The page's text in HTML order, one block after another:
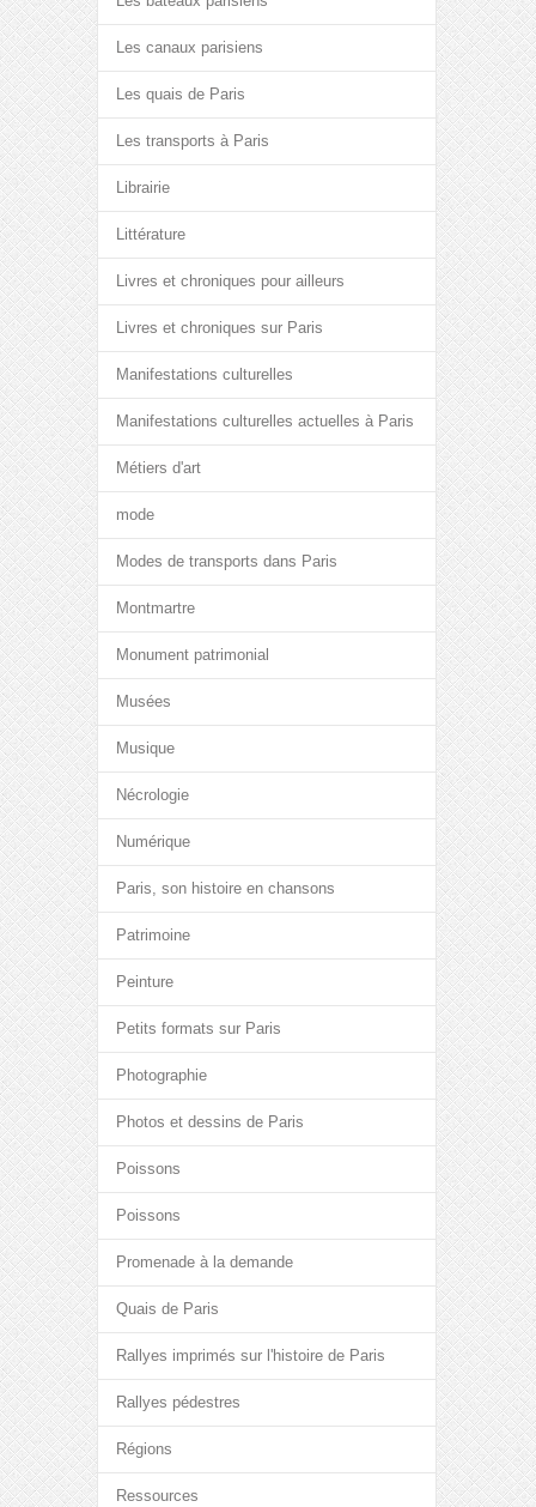
Les canaux parisiens
Les quais de Paris
Les transports à Paris
Librairie
Littérature
Livres et chroniques pour ailleurs
Livres et chroniques sur Paris
Manifestations culturelles
Manifestations culturelles actuelles à Paris
Métiers d'art
mode
Modes de transports dans Paris
Montmartre
Monument patrimonial
Musées
Musique
Nécrologie
Numérique
Paris, son histoire en chansons
Patrimoine
Peinture
Petits formats sur Paris
Photographie
Photos et dessins de Paris
Poissons
Poissons
Promenade à la demande
Quais de Paris
Rallyes imprimés sur l'histoire de Paris
Rallyes pédestres
Régions
Ressources